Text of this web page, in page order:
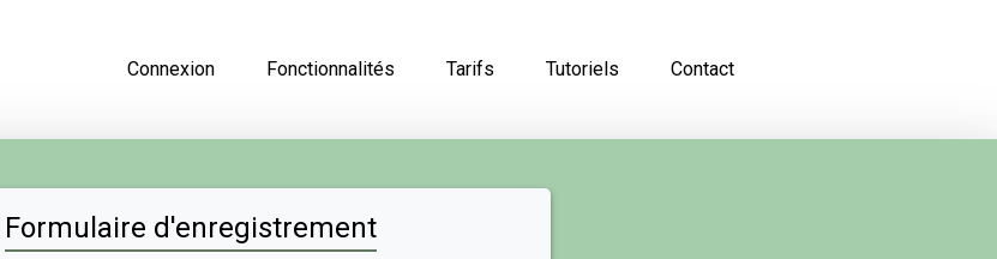
Connexion Fonctionnalités Tarifs Tutoriels Contact
Formulaire d'enregistrement